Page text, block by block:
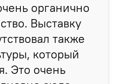
органично
Выставку
также
который
Это очень